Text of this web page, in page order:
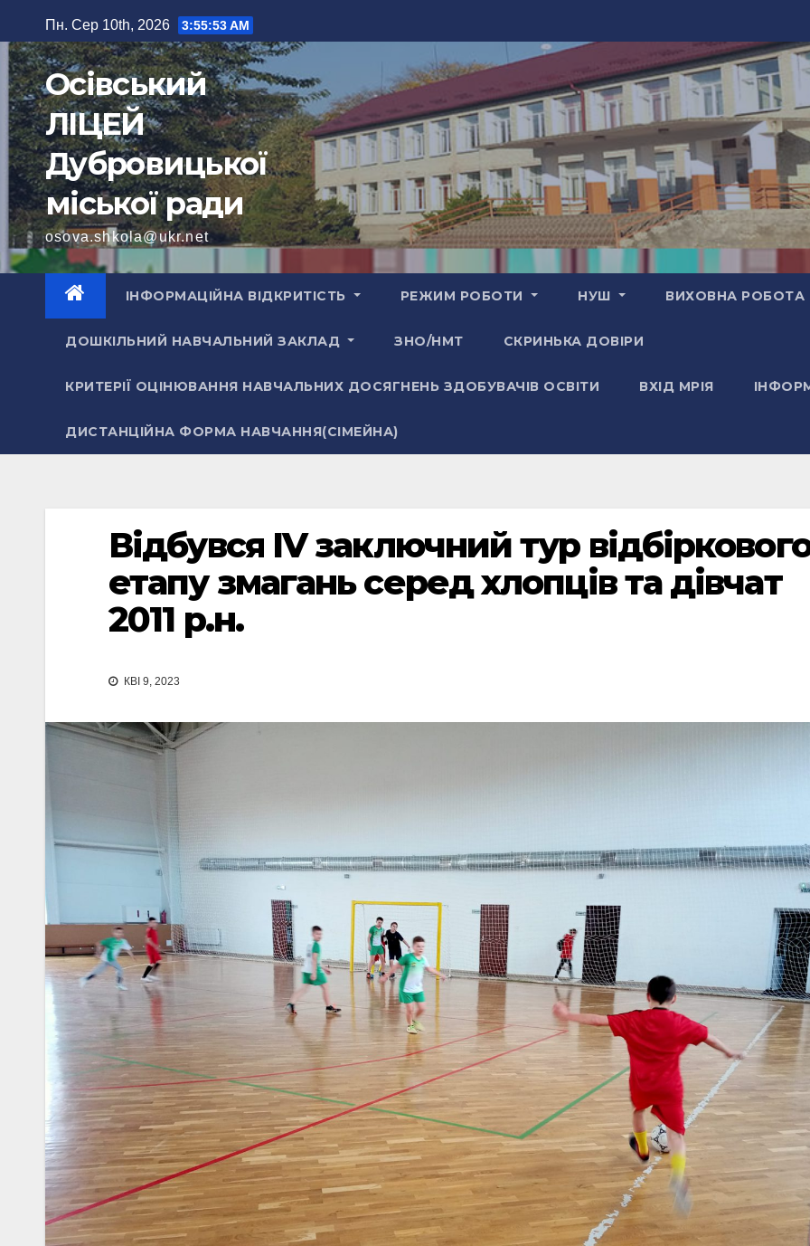
до
вмісту
Пн. Сер 10th, 2026 3:55:55 AM
Осівський
ЛІЦЕЙ
Дубровицької
міської ради
osova.shkola@ukr.net
ІНФОРМАЦІЙНА ВІДКРИТІСТЬ РЕЖИМ РОБОТИ НУШ ВИХОВНА РОБОТА
ДОШКІЛЬНИЙ НАВЧАЛЬНИЙ ЗАКЛАД ЗНО/НМТ СКРИНЬКА ДОВІРИ
КРИТЕРІЇ ОЦІНЮВАННЯ НАВЧАЛЬНИХ ДОСЯГНЕНЬ ЗДОБУВАЧІВ ОСВІТИ ВХІД МРІЯ
ДИСТАНЦІЙНА ФОРМА НАВЧАННЯ(СІМЕЙНА)
Відбувся ІV заключний тур
етапу змагань серед хлопців та дівчат
2011 р.н.
КВІ 9, 2023